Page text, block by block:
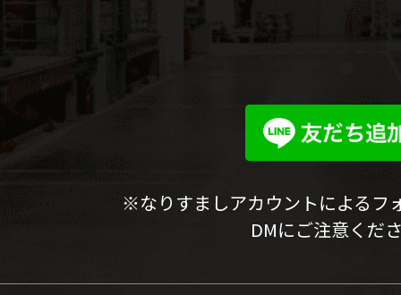
※なりすましアカウントによるフ
DMにご注意くだ